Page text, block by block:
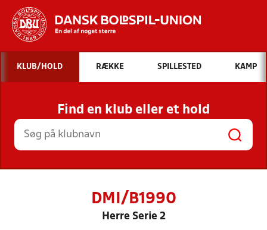
Hvad vil du søge efter?
INDHOLD OG NYHEDER
STILLINGER, RESULTATER, KLUBBER OG
HOLD
KLUB/HOLD RÆKKE SPILLESTED KAMP
Find en klub eller et hold
DMI/B1990
Herre Serie 2